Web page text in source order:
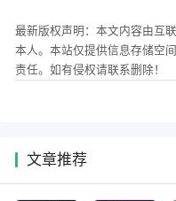
最新版权声明：本文内容由互
本人。本站仅提供信息存储空
责任。如有侵权请联系删除！
文章推荐